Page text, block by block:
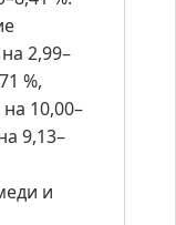
2,99–
%,
10,00–
9,13–
и